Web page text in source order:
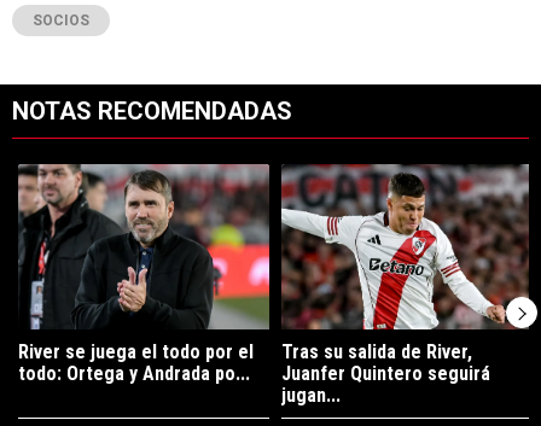
SOCIOS
NOTAS RECOMENDADAS
Un artículo de tendencia con el título "River se juega el todo por el
River se juega el todo por el
todo: Ortega y Andrada po...
Un artículo de tendencia con el
Tras su salida de River,
Juanfer Quintero seguirá
jugan...